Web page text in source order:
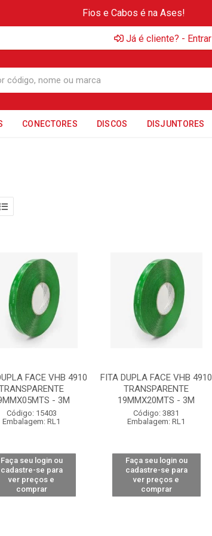
Fios e Cabos é na Ases!
Já é cliente? - Entrar
CONECTORES DISCOS DISJUNTORES
FACE VHB 4910
- 3M
Código: 15403
Embalagem: RL1
Faça seu login ou
cadastre-se para
ver preços e
comprar
FITA DUPLA FACE VHB 4910
TRANSPARENTE
19MMX20MTS - 3M
Código: 3831
Embalagem: RL1
Faça seu login ou
cadastre-se para
ver preços e
comprar